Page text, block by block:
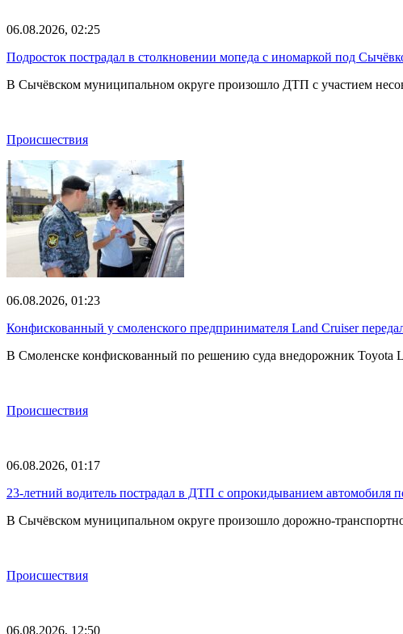
06.08.2026, 02:25
Подросток пострадал в столкновении мопеда с иномаркой под
В Сычёвском муниципальном округе произошло ДТП с участием
Происшествия
06.08.2026, 01:23
Конфискованный у смоленского предпринимателя Land Cruiser
В Смоленске конфискованный по решению суда внедорожник Toyota
Происшествия
06.08.2026, 01:17
23-летний водитель пострадал в ДТП с опрокидыванием автомобиля
В Сычёвском муниципальном округе произошло дорожно-
Происшествия
06.08.2026, 12:50